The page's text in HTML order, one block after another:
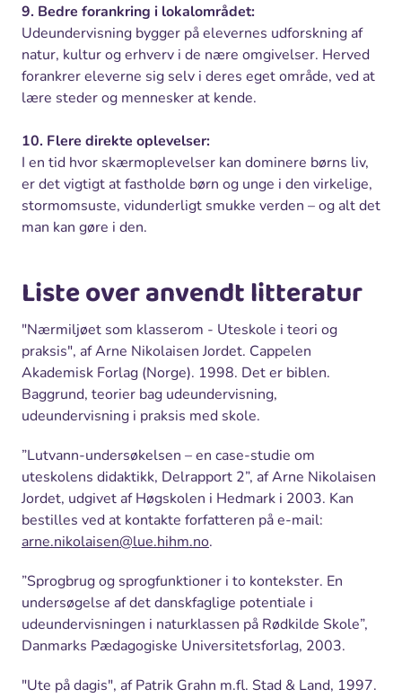
9. Bedre forankring i lokalområdet:
Udeundervisning bygger på elevernes udforskning af
natur, kultur og erhverv i de nære omgivelser. Herved
forankrer eleverne sig selv i deres eget område, ved at
lære steder og mennesker at kende.
10. Flere direkte oplevelser:
I en tid hvor skærmoplevelser kan dominere børns liv,
er det vigtigt at fastholde børn og unge i den virkelige,
stormomsuste, vidunderligt smukke verden – og alt det
man kan gøre i den.
Liste over anvendt litteratur
"Nærmiljøet som klasserom - Uteskole i teori og
praksis", af Arne Nikolaisen Jordet. Cappelen
Akademisk Forlag (Norge). 1998. Det er biblen.
Baggrund, teorier bag udeundervisning,
udeundervisning i praksis med skole.
”Lutvann-undersøkelsen – en case-studie om
uteskolens didaktikk, Delrapport 2”, af Arne Nikolaisen
Jordet, udgivet af Høgskolen i Hedmark i 2003. Kan
bestilles ved at kontakte forfatteren på e-mail:
arne.nikolaisen@lue.hihm.no.
”Sprogbrug og sprogfunktioner i to kontekster. En
undersøgelse af det danskfaglige potentiale i
udeundervisningen i naturklassen på Rødkilde Skole”,
Danmarks Pædagogiske Universitetsforlag, 2003.
"Ute på dagis", af Patrik Grahn m.fl. Stad & Land, 1997.